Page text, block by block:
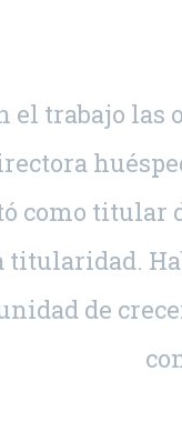
el trabajo
como titular
titularidad.
de